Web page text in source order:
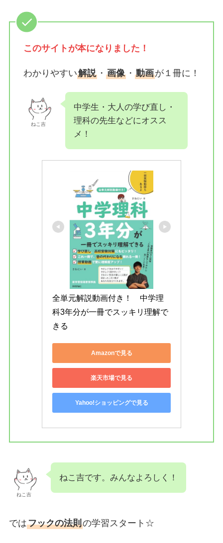
このサイトが本になりました！
わかりやすい解説・ 画像・ 動画が１冊に！
ねこ吉
中学生・大人の学び直し・
理科の先生などにオスス
メ！
全単元解説動画付き！　中学理
科3年分が一冊でスッキリ理解で
きる
Amazonで見る
楽天市場で見る
Yahoo!ショッピングで見る
ねこ吉
ねこ吉です。みんなよろしく！
ではフックの法則の学習スタート☆